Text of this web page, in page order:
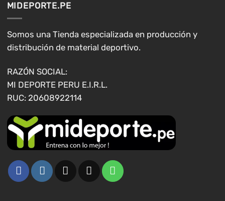
se
pueden
elegir
en
página
de
producto
elegir
en
MIDEPORTE.PE
Somos una Tienda especializada en producción y
distribución de material deportivo.
RAZÓN SOCIAL:
MI DEPORTE PERU E.I.R.L.
RUC: 20608922114